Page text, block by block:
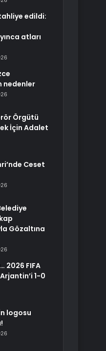
edildi:
atları
nedenler
Örgütü
İçin Adalet
Ceset
Gözaltına
2026 FIFA
1-0
logosu